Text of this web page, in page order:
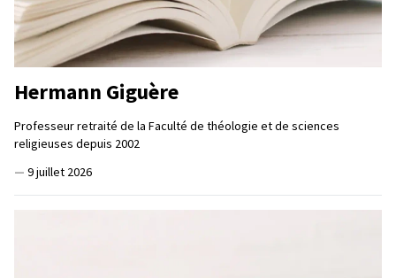
Hermann Giguère
Professeur retraité de la Faculté de théologie et de sciences
religieuses depuis 2002
— 9 juillet 2026